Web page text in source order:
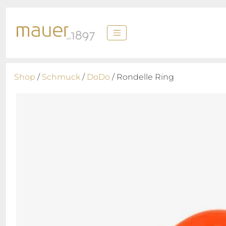
Shop / Schmuck / DoDo / Rondelle Ring